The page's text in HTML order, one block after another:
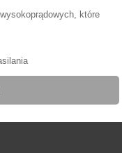
które